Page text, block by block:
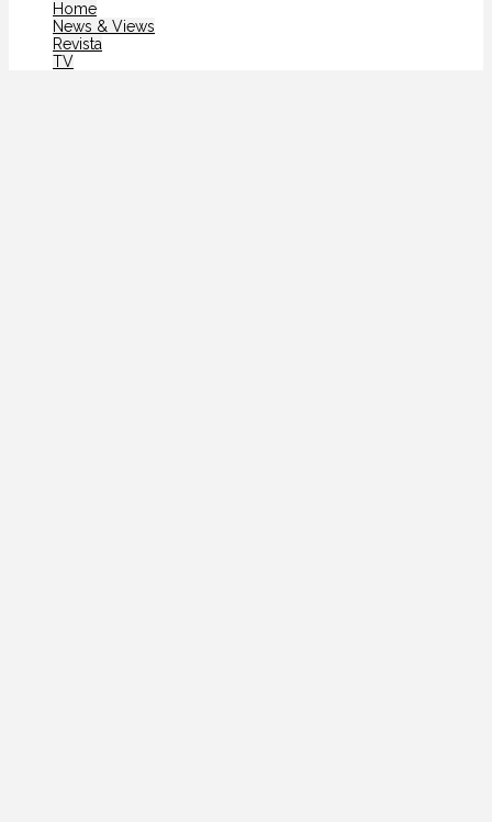
Home
News & Views
Revista
TV